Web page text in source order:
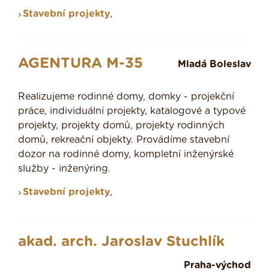
Stavební projekty,
AGENTURA M-35 Mladá Boleslav
Realizujeme rodinné domy, domky - projekční
práce, individuální projekty, katalogové a typové
projekty, projekty domů, projekty rodinných
domů, rekreační objekty. Provádíme stavební
dozor na rodinné domy, kompletní inženýrské
služby - inženýring.
Stavební projekty,
akad. arch. Jaroslav Stuchlík
Praha-východ